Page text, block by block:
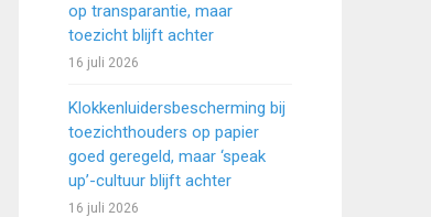
op transparantie, maar
toezicht blijft achter
16 juli 2026
Klokkenluidersbescherming bij
toezichthouders op papier
goed geregeld, maar ‘speak
up’-cultuur blijft achter
16 juli 2026